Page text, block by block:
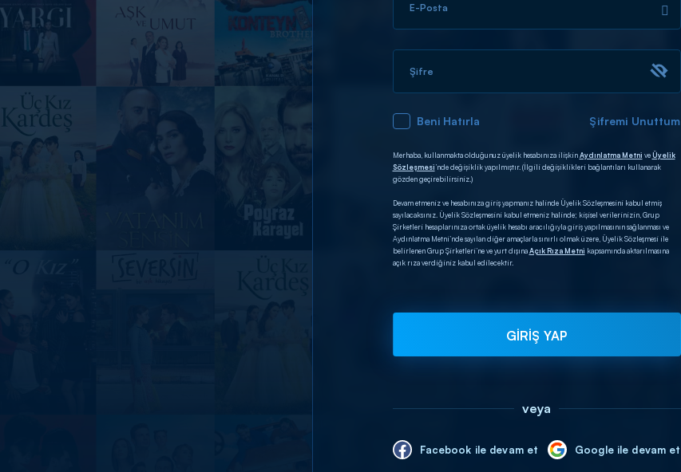
ARAMA SONUÇLARI
E-Posta
Şifre
Beni Hatırla Şifremi Unuttum
Merhaba, kullanmakta olduğunuz üyelik hesabınıza ilişkinAydınlatma Metni veÜyelik
Sözleşmesi’nde değişiklik yapılmıştır. (İlgili değişiklikleri bağlantıları kullanarak
gözden geçirebilirsiniz.)
Devam etmeniz ve hesabınıza giriş yapmanız halinde Üyelik Sözleşmesini kabul etmiş
sayılacaksınız. Üyelik Sözleşmesini kabul etmeniz halinde; kişisel verilerinizin, Grup
Şirketleri hesaplarınıza ortak üyelik hesabı aracılığıyla giriş yapılmasının sağlanması ve
Aydınlatma Metni’nde sayılan diğer amaçlarla sınırlı olmak üzere, Üyelik Sözleşmesi ile
belirlenen Grup Şirketleri’ne ve yurt dışınaAçık Rıza Metni kapsamında aktarılmasına
açık rıza verdiğiniz kabul edilecektir.
GİRİŞ YAP
veya
Facebook ile devam et Google ile devam et